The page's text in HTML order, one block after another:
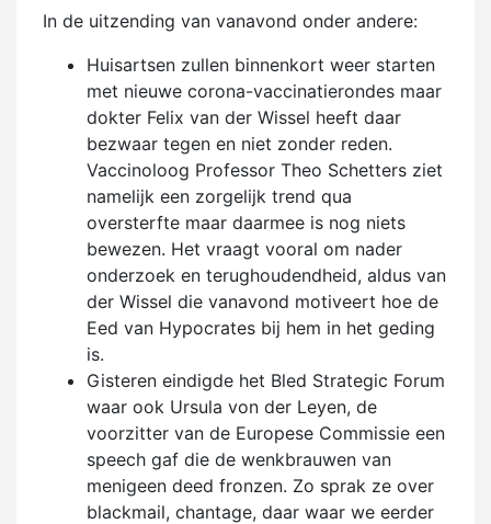
In de uitzending van vanavond onder andere:
Huisartsen zullen binnenkort weer starten
met nieuwe corona-vaccinatierondes maar
dokter Felix van der Wissel heeft daar
bezwaar tegen en niet zonder reden.
Vaccinoloog Professor Theo Schetters ziet
namelijk een zorgelijk trend qua
oversterfte maar daarmee is nog niets
bewezen. Het vraagt vooral om nader
onderzoek en terughoudendheid, aldus van
der Wissel die vanavond motiveert hoe de
Eed van Hypocrates bij hem in het geding
is.
Gisteren eindigde het Bled Strategic Forum
waar ook Ursula von der Leyen, de
voorzitter van de Europese Commissie een
speech gaf die de wenkbrauwen van
menigeen deed fronzen. Zo sprak ze over
blackmail, chantage, daar waar we eerder